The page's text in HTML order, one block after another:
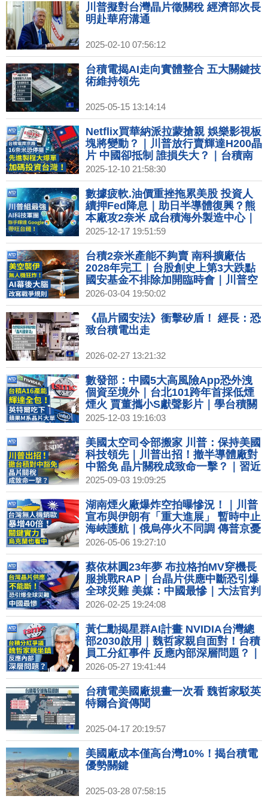
川普擬對台灣晶片徵關稅 經濟部次長
明赴華府溝通
2025-02-10 07:56:12
台積電揭AI走向實體整合 五大關鍵技
術維持領先
2025-05-15 13:14:14
Netflix買華納派拉蒙搶親 娛樂影視板
塊將變動？｜川普放行賣輝達H200晶
片 中國卻抵制 誰損失大？｜台積南
京廠VEU年底美撤銷 先進製程加碼投
資台南｜台手搖飲進駐美國一級戰區
K型經濟衝擊消費力？
2025-12-10 21:58:30
數據疲軟.油價重挫拖累美股 投資人
續押Fed降息｜助日半導體復興？熊
本廠攻2奈米 成台積海外製造中心｜
台灣僅23%商品遭課稅 美主要貿易夥
伴中最低｜中國零售數據創疫情來新
低 商場冷清關門倒閉｜北極圈芬蘭聖
誕老人村 聖誕老人啟程送祝福
2025-12-17 19:51:59
台積2奈米產能不夠賣 南科擴廠估
2028年完工｜台股創史上第3大跌點
國安基金不排除加開臨時會｜川普空
襲伊朗借助AI 演算法致勝重塑戰爭格
局？｜印石油庫存將見底 川普擬派美
軍護荷莫茲海峽油輪｜打伊朗投擲2
千枚炸彈 白宮召見國防產業高層
2026-03-04 19:50:02
《晶片國安法》衝擊矽盾！ 經長：恐
致台積電出走
2026-02-27 13:21:32
數發部：中國5大高風險App恐外洩
個資至境外｜台北101跨年首採低煙
煙火 賈董攜小S獻聲影片｜學台積關
鍵優勢？英特爾擁美國製造 將改變代
工生態？｜東京威力科創遭台檢起訴
涉未防員工竊取台積技術
2025-12-03 19:16:03
美國太空司令部搬家 川普：保持美國
科技領先｜川普出招！撤半導體廠對
中豁免 晶片關稅成致命一擊？｜習近
平白送20億給成員國 引輿論炮轟｜數
發部：3條國際海纜斷線 EAC2斷在
菲星之間
2025-09-03 19:09:25
湖南煙火廠爆炸空拍曝慘況！｜川普
宣布與伊朗有「重大進展」 暫時中止
海峽護航｜俄烏停火不同調 傳普京憂
暗殺 躲地堡升級安保｜投資美國再加
碼？台積高層：為新機會做好準備｜
美網紅發起全民買下Spirit航空 不到
一週集資破億
2026-05-06 19:27:10
蔡依林圓23年夢 布拉格拍MV穿機長
服挑戰RAP｜台晶片供應中斷恐引爆
全球災難 美媒：中國最慘｜大法官判
對等關稅無效！川普國情咨文藏玄
機？｜台採購美天然氣有意增加 中
油：長期占比達3成
2026-02-25 19:24:08
黃仁勳揭星群AI計畫 NVIDIA台灣總
部2030啟用｜魏哲家親自面對！台積
員工分紅事件 反應內部深層問題？｜
三星勞資達成分紅協議 工會拍板40萬
美元獎金｜調查：高德地圖APP讀個
資傳中 愛奇藝、B站都上榜｜改寫戰
爭規則！星鏈伊朗戰場立奇功 費用暴
2026-05-27 19:41:44
台積電美國廠規畫一次看 魏哲家駁英
特爾合資傳聞
2025-04-17 20:19:57
美國廠成本僅高台灣10%！揭台積電
優勢關鍵
2025-03-28 07:58:15